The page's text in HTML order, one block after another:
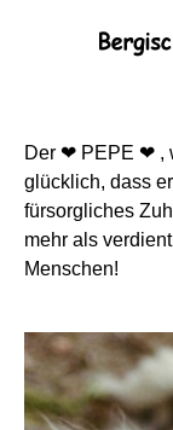
Der ❤ PEPE ❤ ,
glücklich, dass
fürsorgliches
mehr als
Menschen!